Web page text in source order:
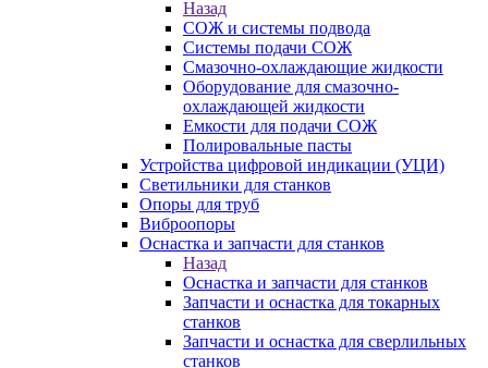
Назад
СОЖ и системы подвода
Системы подачи СОЖ
Смазочно-охлаждающие жидкости
Оборудование для смазочно-
охлаждающей жидкости
Емкости для подачи СОЖ
Полировальные пасты
Устройства цифровой индикации (УЦИ)
Светильники для станков
Опоры для труб
Виброопоры
Оснастка и запчасти для станков
Назад
Оснастка и запчасти для станков
Запчасти и оснастка для токарных
станков
Запчасти и оснастка для сверлильных
станков